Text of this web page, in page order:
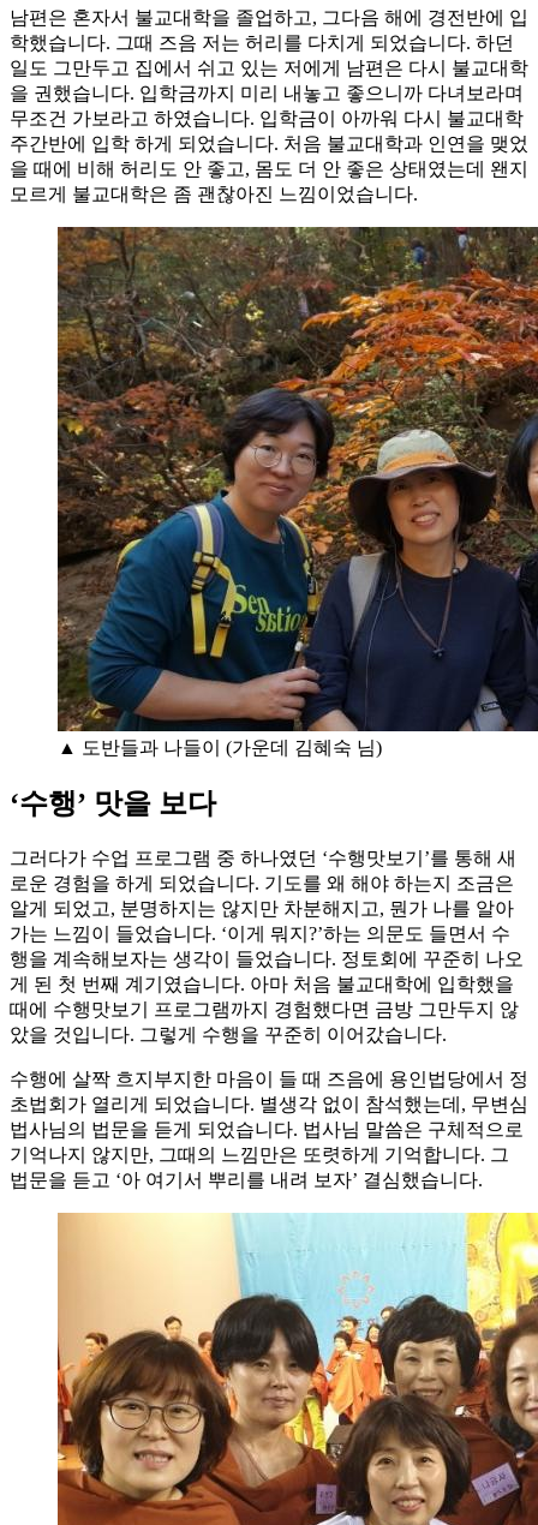
남편은 혼자서 불교대학을 졸업하고, 그다음 해에 경전반에 입
학했습니다. 그때 즈음 저는 허리를 다치게 되었습니다. 하던
일도 그만두고 집에서 쉬고 있는 저에게 남편은 다시 불교대학
을 권했습니다. 입학금까지 미리 내놓고 좋으니까 다녀보라며
무조건 가보라고 하였습니다. 입학금이 아까워 다시 불교대학
주간반에 입학 하게 되었습니다. 처음 불교대학과 인연을 맺었
을 때에 비해 허리도 안 좋고, 몸도 더 안 좋은 상태였는데 왠지
모르게 불교대학은 좀 괜찮아진 느낌이었습니다.
▲ 도반들과 나들이 (가운데 김혜숙 님)
‘수행’ 맛을 보다
그러다가 수업 프로그램 중 하나였던 ‘수행맛보기’를 통해 새
로운 경험을 하게 되었습니다. 기도를 왜 해야 하는지 조금은
알게 되었고, 분명하지는 않지만 차분해지고, 뭔가 나를 알아
가는 느낌이 들었습니다. ‘이게 뭐지?’하는 의문도 들면서 수
행을 계속해보자는 생각이 들었습니다. 정토회에 꾸준히 나오
게 된 첫 번째 계기였습니다. 아마 처음 불교대학에 입학했을
때에 수행맛보기 프로그램까지 경험했다면 금방 그만두지 않
았을 것입니다. 그렇게 수행을 꾸준히 이어갔습니다.
수행에 살짝 흐지부지한 마음이 들 때 즈음에 용인법당에서 정
초법회가 열리게 되었습니다. 별생각 없이 참석했는데, 무변심
법사님의 법문을 듣게 되었습니다. 법사님 말씀은 구체적으로
기억나지 않지만, 그때의 느낌만은 또렷하게 기억합니다. 그
법문을 듣고 ‘아 여기서 뿌리를 내려 보자’ 결심했습니다.